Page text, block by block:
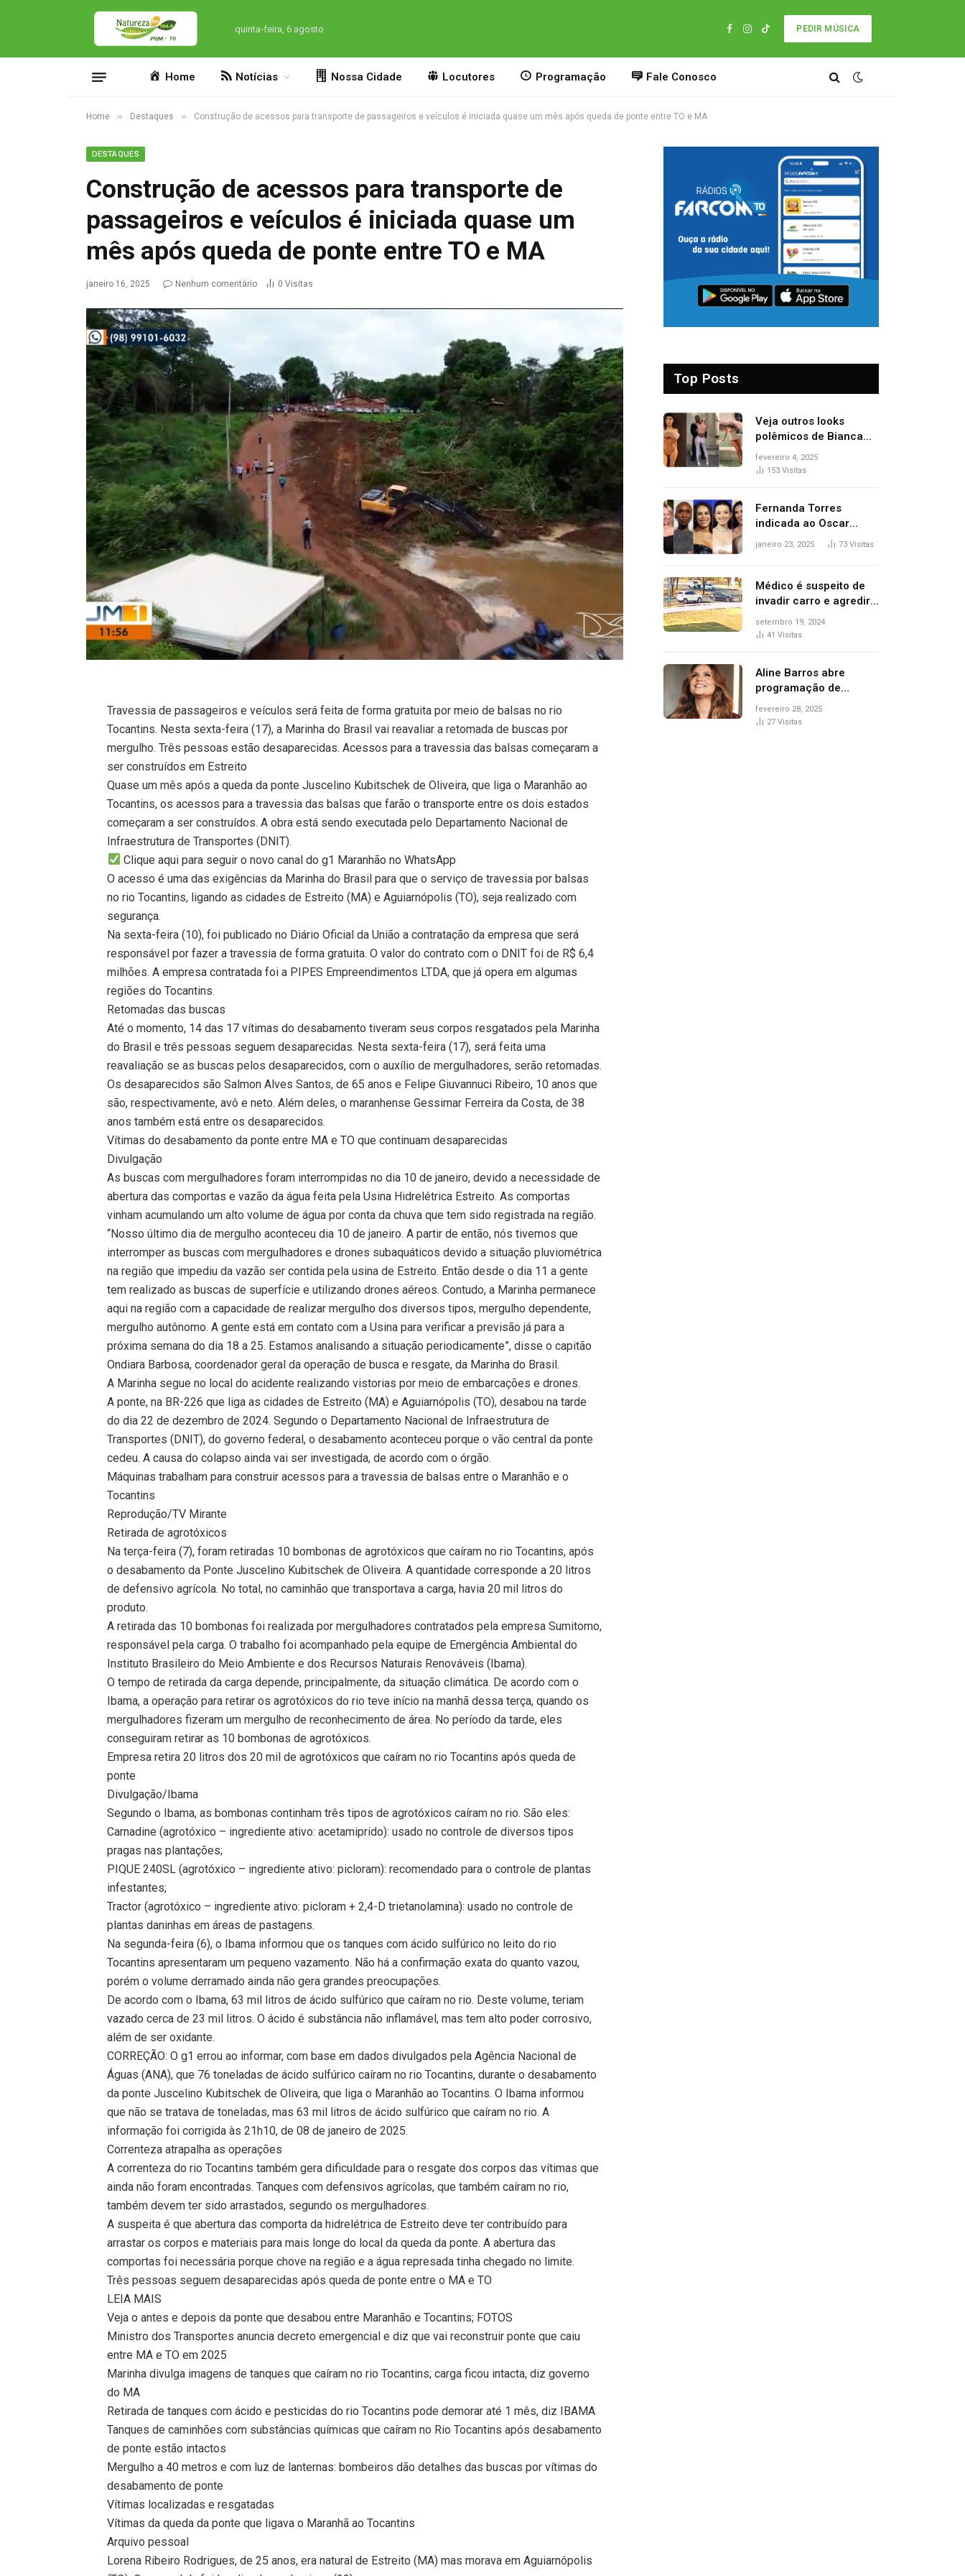
quinta-feira, 6 agosto
Facebook
Instagram
TikTok
PEDIR MÚSICA
Home Notícias Nossa Cidade Locutores Programação Fale Conosco
Home » Destaques » Construção de acessos para transporte de passageiros e veículos é iniciada quase um mês após queda de ponte entre TO e MA
DESTAQUES
Construção de acessos para transporte de
passageiros e veículos é iniciada quase um
mês após queda de ponte entre TO e MA
janeiro 16, 2025 Nenhum comentário 0 Visitas
Travessia de passageiros e veículos será feita de forma gratuita por meio de balsas no rio
Tocantins. Nesta sexta-feira (17), a Marinha do Brasil vai reavaliar a retomada de buscas por
mergulho. Três pessoas estão desaparecidas. Acessos para a travessia das balsas começaram a
ser construídos em Estreito
Quase um mês após a queda da ponte Juscelino Kubitschek de Oliveira, que liga o Maranhão ao
Tocantins, os acessos para a travessia das balsas que farão o transporte entre os dois estados
começaram a ser construídos. A obra está sendo executada pelo Departamento Nacional de
Infraestrutura de Transportes (DNIT).
Clique aqui para seguir o novo canal do g1 Maranhão no WhatsApp
O acesso é uma das exigências da Marinha do Brasil para que o serviço de travessia por balsas
no rio Tocantins, ligando as cidades de Estreito (MA) e Aguiarnópolis (TO), seja realizado com
segurança.
Na sexta-feira (10), foi publicado no Diário Oficial da União a contratação da empresa que será
responsável por fazer a travessia de forma gratuita. O valor do contrato com o DNIT foi de R$ 6,4
milhões. A empresa contratada foi a PIPES Empreendimentos LTDA, que já opera em algumas
regiões do Tocantins.
Retomadas das buscas
Até o momento, 14 das 17 vítimas do desabamento tiveram seus corpos resgatados pela Marinha
do Brasil e três pessoas seguem desaparecidas. Nesta sexta-feira (17), será feita uma
reavaliação se as buscas pelos desaparecidos, com o auxílio de mergulhadores, serão retomadas.
Os desaparecidos são Salmon Alves Santos, de 65 anos e Felipe Giuvannuci Ribeiro, 10 anos que
são, respectivamente, avô e neto. Além deles, o maranhense Gessimar Ferreira da Costa, de 38
anos também está entre os desaparecidos.
Vítimas do desabamento da ponte entre MA e TO que continuam desaparecidas
Divulgação
As buscas com mergulhadores foram interrompidas no dia 10 de janeiro, devido a necessidade de
abertura das comportas e vazão da água feita pela Usina Hidrelétrica Estreito. As comportas
vinham acumulando um alto volume de água por conta da chuva que tem sido registrada na região.
“Nosso último dia de mergulho aconteceu dia 10 de janeiro. A partir de então, nós tivemos que
interromper as buscas com mergulhadores e drones subaquáticos devido a situação pluviométrica
na região que impediu da vazão ser contida pela usina de Estreito. Então desde o dia 11 a gente
tem realizado as buscas de superfície e utilizando drones aéreos. Contudo, a Marinha permanece
aqui na região com a capacidade de realizar mergulho dos diversos tipos, mergulho dependente,
mergulho autônomo. A gente está em contato com a Usina para verificar a previsão já para a
próxima semana do dia 18 a 25. Estamos analisando a situação periodicamente”, disse o capitão
Ondiara Barbosa, coordenador geral da operação de busca e resgate, da Marinha do Brasil.
A Marinha segue no local do acidente realizando vistorias por meio de embarcações e drones.
A ponte, na BR-226 que liga as cidades de Estreito (MA) e Aguiarnópolis (TO), desabou na tarde
do dia 22 de dezembro de 2024. Segundo o Departamento Nacional de Infraestrutura de
Transportes (DNIT), do governo federal, o desabamento aconteceu porque o vão central da ponte
cedeu. A causa do colapso ainda vai ser investigada, de acordo com o órgão.
Máquinas trabalham para construir acessos para a travessia de balsas entre o Maranhão e o
Tocantins
Reprodução/TV Mirante
Retirada de agrotóxicos
Na terça-feira (7), foram retiradas 10 bombonas de agrotóxicos que caíram no rio Tocantins, após
o desabamento da Ponte Juscelino Kubitschek de Oliveira. A quantidade corresponde a 20 litros
de defensivo agrícola. No total, no caminhão que transportava a carga, havia 20 mil litros do
produto.
A retirada das 10 bombonas foi realizada por mergulhadores contratados pela empresa Sumitomo,
responsável pela carga. O trabalho foi acompanhado pela equipe de Emergência Ambiental do
Instituto Brasileiro do Meio Ambiente e dos Recursos Naturais Renováveis (Ibama).
O tempo de retirada da carga depende, principalmente, da situação climática. De acordo com o
Ibama, a operação para retirar os agrotóxicos do rio teve início na manhã dessa terça, quando os
mergulhadores fizeram um mergulho de reconhecimento de área. No período da tarde, eles
conseguiram retirar as 10 bombonas de agrotóxicos.
Empresa retira 20 litros dos 20 mil de agrotóxicos que caíram no rio Tocantins após queda de
ponte
Divulgação/Ibama
Segundo o Ibama, as bombonas continham três tipos de agrotóxicos caíram no rio. São eles:
Carnadine (agrotóxico – ingrediente ativo: acetamiprido): usado no controle de diversos tipos
pragas nas plantações;
PIQUE 240SL (agrotóxico – ingrediente ativo: picloram): recomendado para o controle de plantas
infestantes;
Tractor (agrotóxico – ingrediente ativo: picloram + 2,4-D trietanolamina): usado no controle de
plantas daninhas em áreas de pastagens.
Na segunda-feira (6), o Ibama informou que os tanques com ácido sulfúrico no leito do rio
Tocantins apresentaram um pequeno vazamento. Não há a confirmação exata do quanto vazou,
porém o volume derramado ainda não gera grandes preocupações.
De acordo com o Ibama, 63 mil litros de ácido sulfúrico que caíram no rio. Deste volume, teriam
vazado cerca de 23 mil litros. O ácido é substância não inflamável, mas tem alto poder corrosivo,
além de ser oxidante.
CORREÇÃO: O g1 errou ao informar, com base em dados divulgados pela Agência Nacional de
Águas (ANA), que 76 toneladas de ácido sulfúrico caíram no rio Tocantins, durante o desabamento
da ponte Juscelino Kubitschek de Oliveira, que liga o Maranhão ao Tocantins. O Ibama informou
que não se tratava de toneladas, mas 63 mil litros de ácido sulfúrico que caíram no rio. A
informação foi corrigida às 21h10, de 08 de janeiro de 2025.
Correnteza atrapalha as operações
A correnteza do rio Tocantins também gera dificuldade para o resgate dos corpos das vítimas que
ainda não foram encontradas. Tanques com defensivos agrícolas, que também caíram no rio,
também devem ter sido arrastados, segundo os mergulhadores.
A suspeita é que abertura das comporta da hidrelétrica de Estreito deve ter contribuído para
arrastar os corpos e materiais para mais longe do local da queda da ponte. A abertura das
comportas foi necessária porque chove na região e a água represada tinha chegado no limite.
Três pessoas seguem desaparecidas após queda de ponte entre o MA e TO
LEIA MAIS
Veja o antes e depois da ponte que desabou entre Maranhão e Tocantins; FOTOS
Ministro dos Transportes anuncia decreto emergencial e diz que vai reconstruir ponte que caiu
entre MA e TO em 2025
Marinha divulga imagens de tanques que caíram no rio Tocantins; carga ficou intacta, diz governo
do MA
Retirada de tanques com ácido e pesticidas do rio Tocantins pode demorar até 1 mês, diz IBAMA
Tanques de caminhões com substâncias químicas que caíram no Rio Tocantins após desabamento
de ponte estão intactos
Mergulho a 40 metros e com luz de lanternas: bombeiros dão detalhes das buscas por vítimas do
desabamento de ponte
Vítimas localizadas e resgatadas
Vítimas da queda da ponte que ligava o Maranhã ao Tocantins
Arquivo pessoal
Lorena Ribeiro Rodrigues, de 25 anos, era natural de Estreito (MA) mas morava em Aguiarnópolis
Top Posts
Veja outros looks
polêmicos de Bianca
Censori, esposa de
Kanye West que
fevereiro 4, 2025
153 Visitas
Fernanda Torres
indicada ao Oscar
2025: veja as
janeiro 23, 2025 73 Visitas
Médico é suspeito de
invadir carro e agredir
delegado aposentado
durante confusão no
setembro 19, 2024
41 Visitas
Aline Barros abre
programação de
Carnaval na Praça dos
Girassóis nesta sexta-
fevereiro 28, 2025
27 Visitas